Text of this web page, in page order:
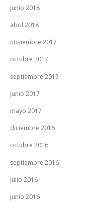
junio 2018
abril 2018
noviembre 2017
octubre 2017
septiembre 2017
junio 2017
mayo 2017
diciembre 2016
octubre 2016
septiembre 2016
julio 2016
junio 2016